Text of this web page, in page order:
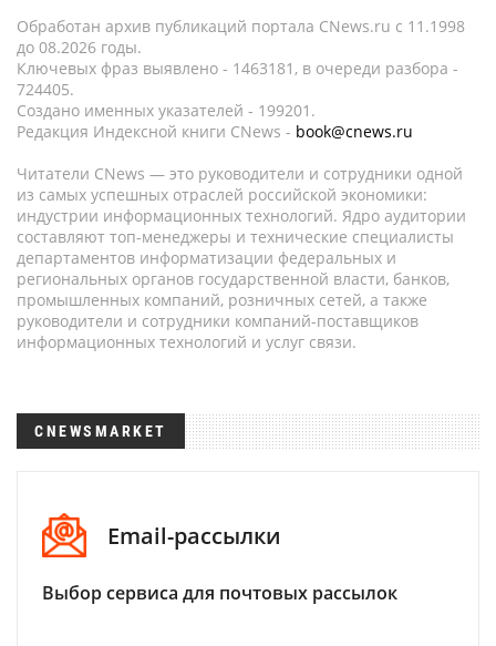
Обработан архив публикаций портала CNews.ru c 11.1998
до 08.2026 годы.
Ключевых фраз выявлено - 1463181, в очереди разбора -
724405.
Создано именных указателей - 199201.
Редакция Индексной книги CNews - book@cnews.ru
Читатели CNews — это руководители и сотрудники одной
из самых успешных отраслей российской экономики:
индустрии информационных технологий. Ядро аудитории
составляют топ-менеджеры и технические специалисты
департаментов информатизации федеральных и
региональных органов государственной власти, банков,
промышленных компаний, розничных сетей, а также
руководители и сотрудники компаний-поставщиков
информационных технологий и услуг связи.
CNEWSMARKET
Email-рассылки
Выбор сервиса для почтовых рассылок